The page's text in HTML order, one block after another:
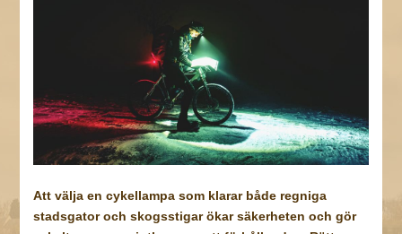
Att välja en cykellampa som klarar både regniga
stadsgator och skogsstigar ökar säkerheten och gör